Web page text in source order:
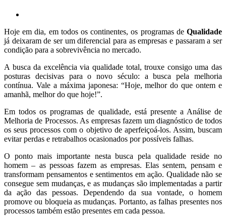
Hoje em dia, em todos os continentes, os programas de Qualidade
já deixaram de ser um diferencial para as empresas e passaram a ser
condição para a sobrevivência no mercado.
A busca da excelência via qualidade total, trouxe consigo uma das
posturas decisivas para o novo século: a busca pela melhoria
contínua. Vale a máxima japonesa: “Hoje, melhor do que ontem e
amanhã, melhor do que hoje!”.
Em todos os programas de qualidade, está presente a Análise de
Melhoria de Processos. As empresas fazem um diagnóstico de todos
os seus processos com o objetivo de aperfeiçoá-los. Assim, buscam
evitar perdas e retrabalhos ocasionados por possíveis falhas.
O ponto mais importante nesta busca pela qualidade reside no
homem – as pessoas fazem as empresas. Elas sentem, pensam e
transformam pensamentos e sentimentos em ação. Qualidade não se
consegue sem mudanças, e as mudanças são implementadas a partir
da ação das pessoas. Dependendo da sua vontade, o homem
promove ou bloqueia as mudanças. Portanto, as falhas presentes nos
processos também estão presentes em cada pessoa.